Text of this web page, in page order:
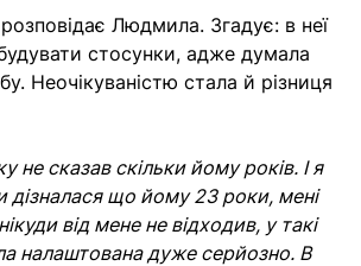
Людмила. Згадує: в неї
стосунки, адже думала
Неочікуваністю стала й різниця
не сказав скільки йому років. І я
дізналася що йому 23 роки, мені
від мене не відходив, у такі
налаштована дуже серйозно. В